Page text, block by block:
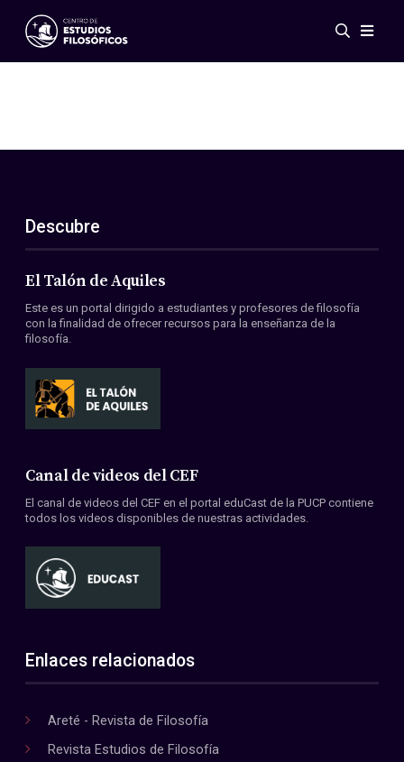
Eventos
ES
EN
Acerca de nosotros
Miembros
Convenios
Descubre
El Talón de Aquiles
Este es un portal dirigido a estudiantes y profesores de filosofía
con la finalidad de ofrecer recursos para la enseñanza de la
filosofía.
Canal de videos del CEF
El canal de videos del CEF en el portal eduCast de la PUCP contiene
todos los videos disponibles de nuestras actividades.
Enlaces relacionados
Areté - Revista de Filosofía
Revista Estudios de Filosofía